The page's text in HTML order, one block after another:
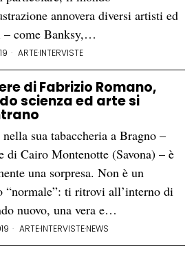
annovera diversi artisti ed
come Banksy,…
ARTE·INTERVISTE
di Fabrizio Romano,
scienza ed arte si
sua tabaccheria a Bragno –
di Cairo Montenotte (Savona) – è
una sorpresa. Non è un
“normale”: ti ritrovi all’interno di
nuovo, una vera e…
ARTE·INTERVISTE·NEWS